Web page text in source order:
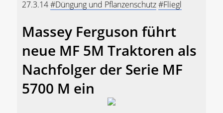
27.3.14#Düngung und Pflanzenschutz#Fliegl
Massey Ferguson führt
neue MF 5M Traktoren als
Nachfolger der Serie MF
5700 M ein